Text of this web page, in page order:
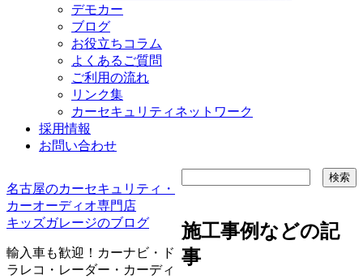
デモカー
ブログ
お役立ちコラム
よくあるご質問
ご利用の流れ
リンク集
カーセキュリティネットワーク
採用情報
お問い合わせ
名古屋のカーセキュリティ・
カーオーディオ専門店
キッズガレージのブログ
輸入車も歓迎！カーナビ・ド
ラレコ・レーダー・カーディ
施工事例などの記
事